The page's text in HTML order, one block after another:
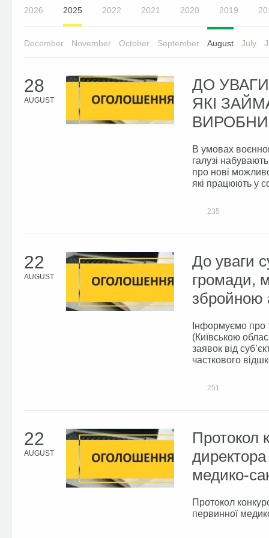
2026 2025 2022 2021 2020 2019
December November October September August July
28
AUGUST
ДО
ЯКІ
В умовах
галузі
про нові
які працюють у
235
22
AUGUST
До уваги
громади,
збройною
Інформуємо про
(Київською
заявок від
часткового
251
22
AUGUST
Протокол
медико-
Протокол
первинної